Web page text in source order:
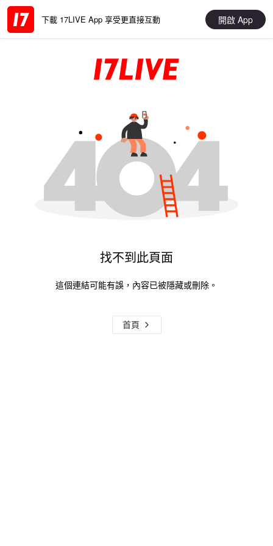
下載 17LIVE App 享受更直接互動 開啟 App
找不到此頁面
這個連結可能有誤，內容已被隱藏或刪除。
首頁